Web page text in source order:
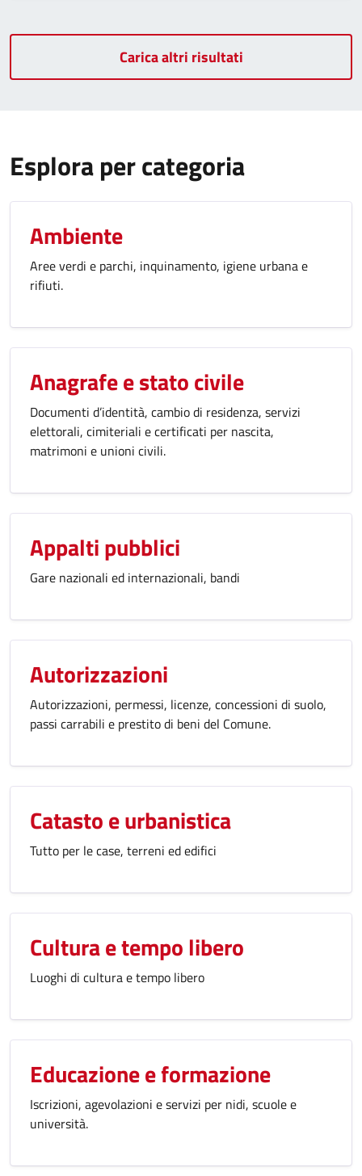
Carica altri risultati
Esplora per categoria
Ambiente
Aree verdi e parchi, inquinamento, igiene urbana e
rifiuti.
Anagrafe e stato civile
Documenti d’identità, cambio di residenza, servizi
elettorali, cimiteriali e certificati per nascita,
matrimoni e unioni civili.
Appalti pubblici
Gare nazionali ed internazionali, bandi
Autorizzazioni
Autorizzazioni, permessi, licenze, concessioni di suolo,
passi carrabili e prestito di beni del Comune.
Catasto e urbanistica
Tutto per le case, terreni ed edifici
Cultura e tempo libero
Luoghi di cultura e tempo libero
Educazione e formazione
Iscrizioni, agevolazioni e servizi per nidi, scuole e
università.